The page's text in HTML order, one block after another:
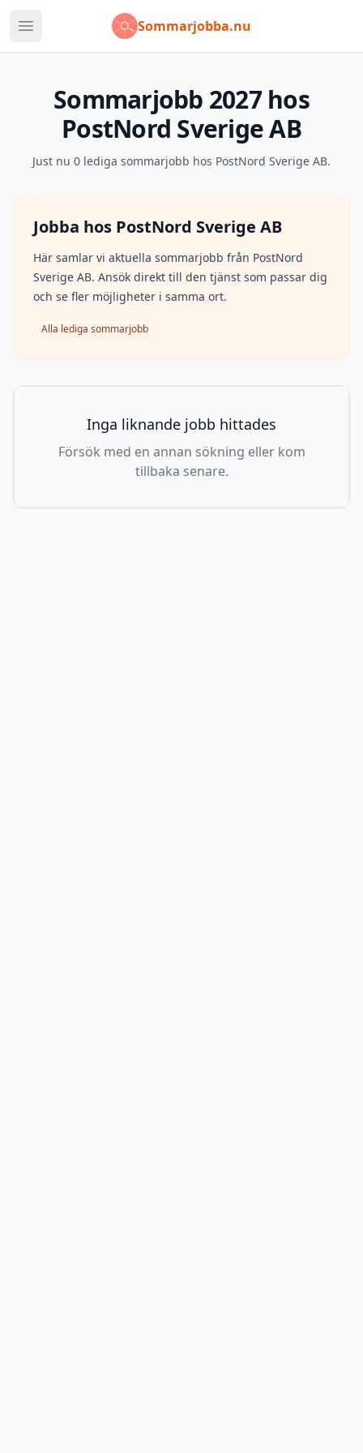
Öppna huvudmenySommarjobba.nu
Sommarjobb 2027hos
PostNord Sverige AB
Just nu 0 lediga sommarjobb hos PostNord Sverige AB.
Jobba hos PostNord Sverige AB
Här samlar vi aktuella sommarjobb från PostNord
Sverige AB. Ansök direkt till den tjänst som passar dig
och se fler möjligheter i samma ort.
Alla lediga sommarjobb
Inga liknande jobb hittades
Försök med en annan sökning eller kom
tillbaka senare.